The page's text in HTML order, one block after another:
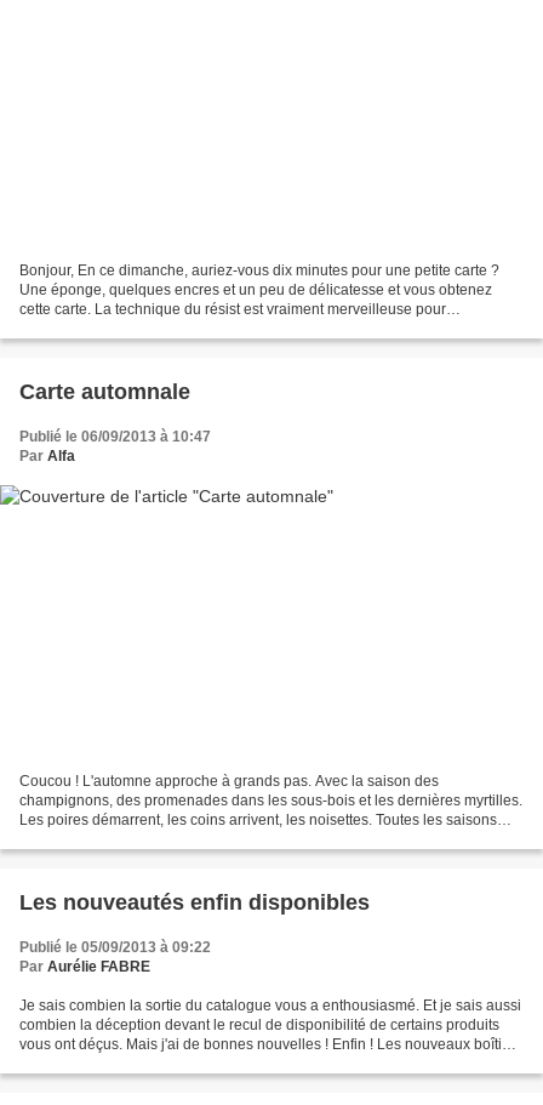
Bonjour, En ce dimanche, auriez-vous dix minutes pour une petite carte ?
Une éponge, quelques encres et un peu de délicatesse et vous obtenez
cette carte. La technique du résist est vraiment merveilleuse pour
Carte automnale
Publié le 06/09/2013 à 10:47
Par Alfa
Coucou ! L'automne approche à grands pas. Avec la saison des
champignons, des promenades dans les sous-bois et les dernières myrtilles.
Les poires démarrent, les coins arrivent, les noisettes. Toutes les saisons
Les nouveautés enfin disponibles
Publié le 05/09/2013 à 09:22
Par Aurélie FABRE
Je sais combien la sortie du catalogue vous a enthousiasmé. Et je sais aussi
combien la déception devant le recul de disponibilité de certains produits
vous ont déçus. Mais j'ai de bonnes nouvelles ! Enfin ! Les nouveaux boîtiers